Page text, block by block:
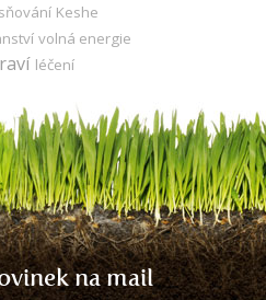
Keshe
volná energie
léčení
na mail